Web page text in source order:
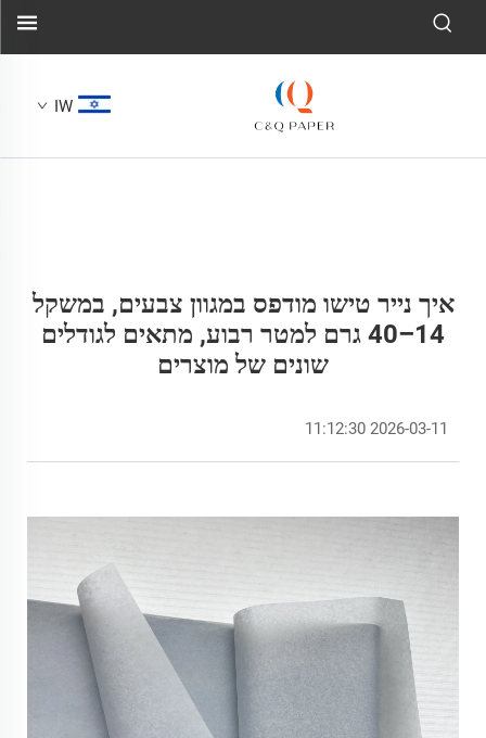
IW
איך נייר טישו מודפס במגוון צבעים, במשקל
14–40 גרם למטר רבוע, מתאים לגודלים
שונים של מוצרים
2026-03-11 11:12:30